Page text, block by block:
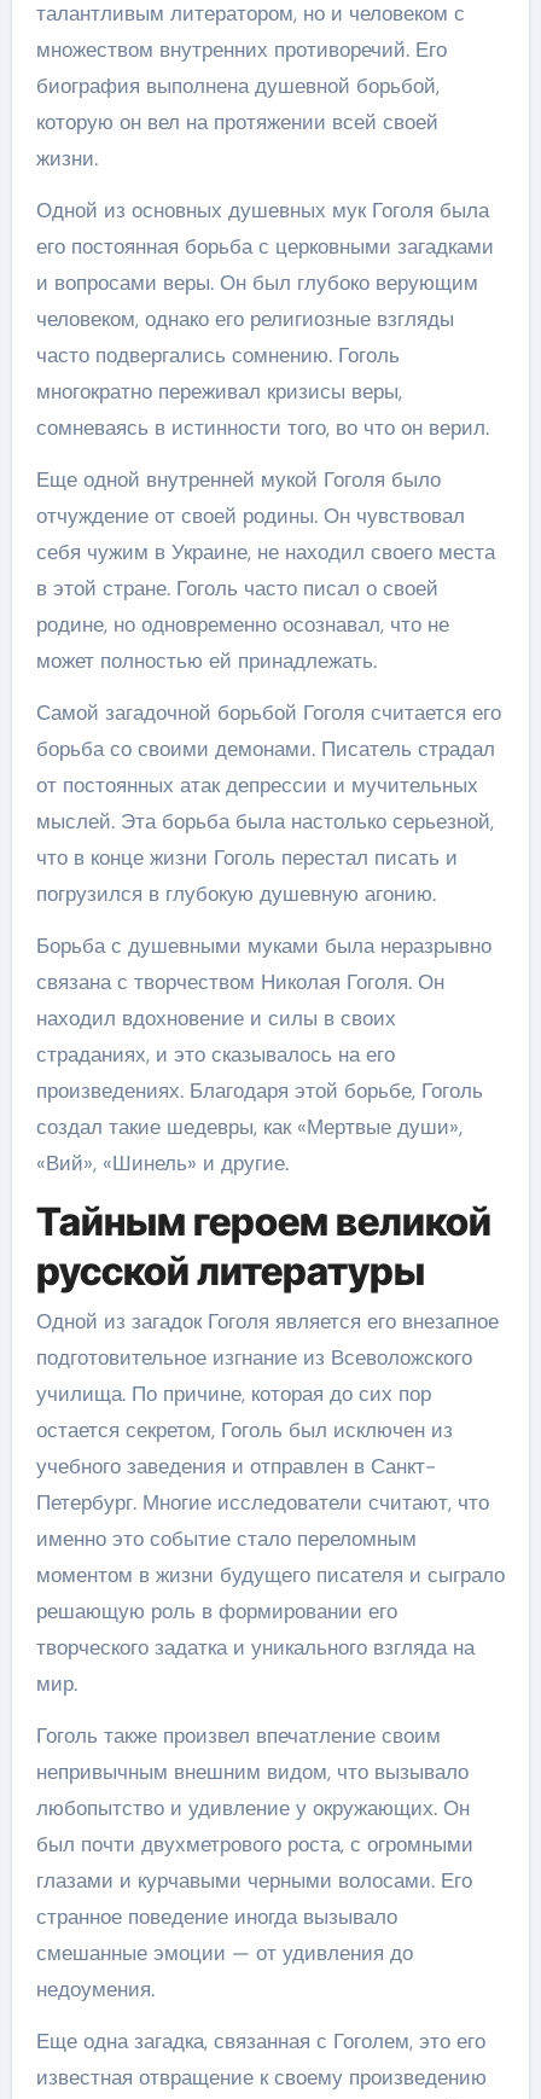
талантливым литератором, но и человеком с
множеством внутренних противоречий. Его
биография выполнена душевной борьбой,
которую он вел на протяжении всей своей
жизни.
Одной из основных душевных мук Гоголя была
его постоянная борьба с церковными загадками
и вопросами веры. Он был глубоко верующим
человеком, однако его религиозные взгляды
часто подвергались сомнению. Гоголь
многократно переживал кризисы веры,
сомневаясь в истинности того, во что он верил.
Еще одной внутренней мукой Гоголя было
отчуждение от своей родины. Он чувствовал
себя чужим в Украине, не находил своего места
в этой стране. Гоголь часто писал о своей
родине, но одновременно осознавал, что не
может полностью ей принадлежать.
Самой загадочной борьбой Гоголя считается его
борьба со своими демонами. Писатель страдал
от постоянных атак депрессии и мучительных
мыслей. Эта борьба была настолько серьезной,
что в конце жизни Гоголь перестал писать и
погрузился в глубокую душевную агонию.
Борьба с душевными муками была неразрывно
связана с творчеством Николая Гоголя. Он
находил вдохновение и силы в своих
страданиях, и это сказывалось на его
произведениях. Благодаря этой борьбе, Гоголь
создал такие шедевры, как «Мертвые души»,
«Вий», «Шинель» и другие.
Тайным героем великой
русской литературы
Одной из загадок Гоголя является его внезапное
подготовительное изгнание из Всеволожского
училища. По причине, которая до сих пор
остается секретом, Гоголь был исключен из
учебного заведения и отправлен в Санкт-
Петербург. Многие исследователи считают, что
именно это событие стало переломным
моментом в жизни будущего писателя и сыграло
решающую роль в формировании его
творческого задатка и уникального взгляда на
мир.
Гоголь также произвел впечатление своим
непривычным внешним видом, что вызывало
любопытство и удивление у окружающих. Он
был почти двухметрового роста, с огромными
глазами и курчавыми черными волосами. Его
странное поведение иногда вызывало
смешанные эмоции — от удивления до
недоумения.
Еще одна загадка, связанная с Гоголем, это его
известная отвращение к своему произведению